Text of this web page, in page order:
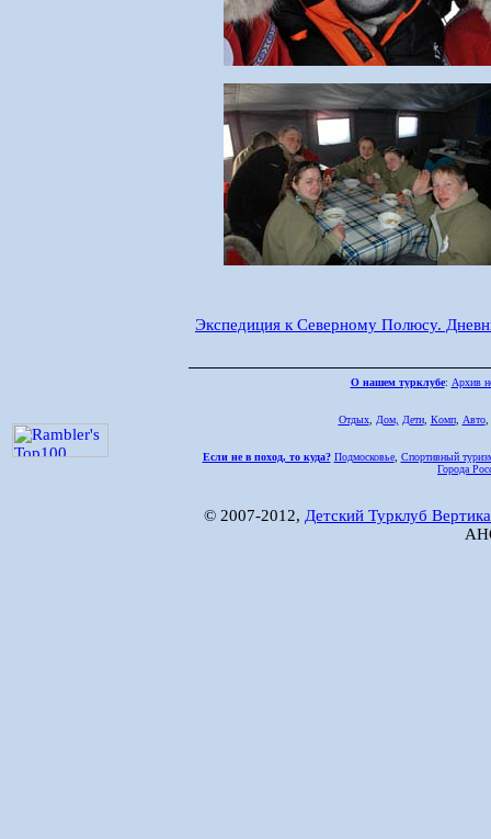
Экспедиция к Северному Полюсу.
О нашем турклубе: Архив
Отдых, Дом, Дети, Комп, Авто,
Если не в поход, то куда? Подмосковье, Спортивный
Города
© 2007-2012, Детский Турклуб